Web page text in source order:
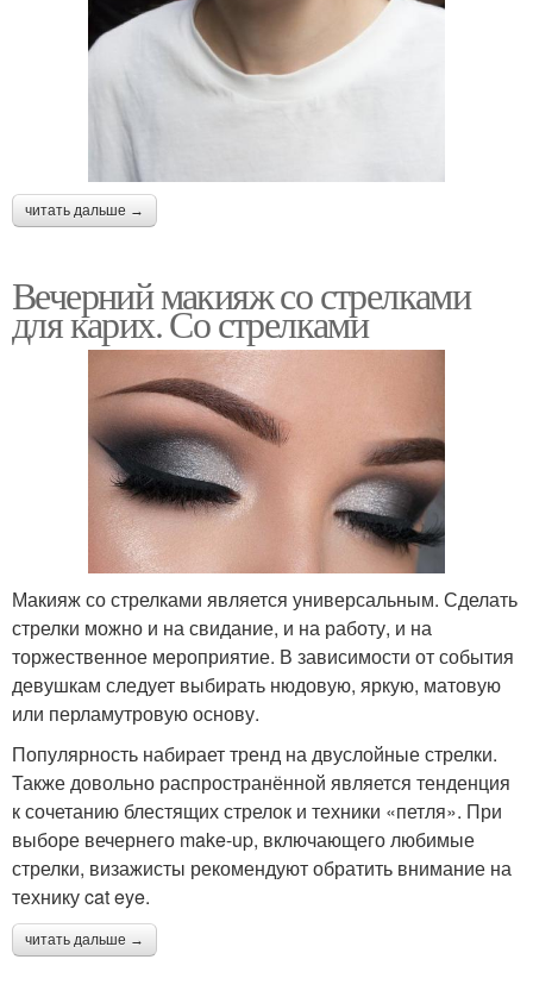
читать дальше →
Вечерний макияж со стрелками
для карих. Со стрелками
Макияж со стрелками является универсальным. Сделать
стрелки можно и на свидание, и на работу, и на
торжественное мероприятие. В зависимости от события
девушкам следует выбирать нюдовую, яркую, матовую
или перламутровую основу.
Популярность набирает тренд на двуслойные стрелки.
Также довольно распространённой является тенденция
к сочетанию блестящих стрелок и техники «петля». При
выборе вечернего make-up, включающего любимые
стрелки, визажисты рекомендуют обратить внимание на
технику cat eye.
читать дальше →